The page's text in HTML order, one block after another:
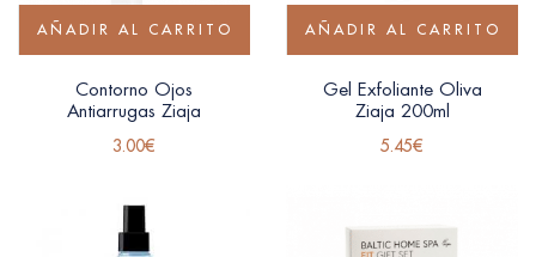
AÑADIR AL CARRITO
Contorno Ojos
Antiarrugas Ziaja
3.00€
AÑADIR AL CARRITO
Gel Exfoliante Oliva
Ziaja 200ml
5.45€